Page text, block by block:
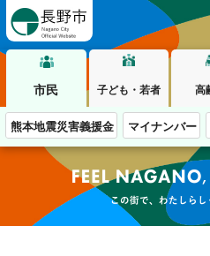
市民 子ども・若者 高
熊本地震災害義援金 マイナンバー
この街で、わたしら